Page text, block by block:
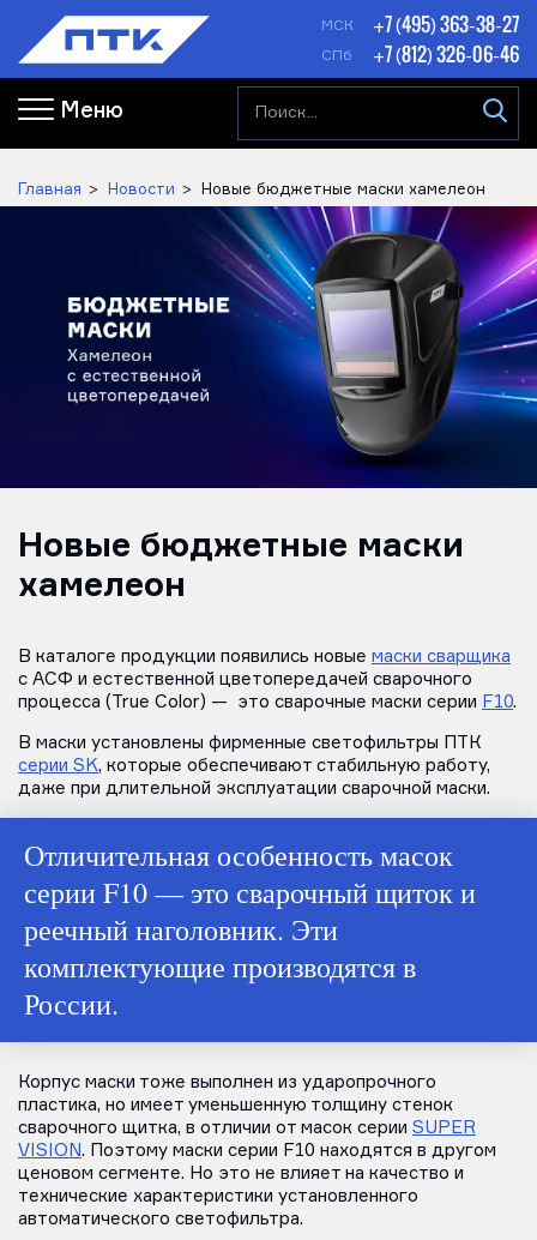
МСК +7 (495) 363-38-27
СПб +7 (812) 326-06-46
Меню
Главная Новости Новые бюджетные маски хамелеон
Новые бюджетные маски
хамелеон
В каталоге продукции появились новые маски сварщика
с АСФ и естественной цветопередачей сварочного
процесса (True Color) — это сварочные маски серии F10.
В маски установлены фирменные светофильтры ПТК
серии SK, которые обеспечивают стабильную работу,
даже при длительной эксплуатации сварочной маски.
Отличительная особенность масок
серии F10 — это сварочный щиток и
реечный наголовник. Эти
комплектующие производятся в
России.
Корпус маски тоже выполнен из ударопрочного
пластика, но имеет уменьшенную толщину стенок
сварочного щитка, в отличии от масок серии SUPER
VISION. Поэтому маски серии F10 находятся в другом
ценовом сегменте. Но это не влияет на качество и
технические характеристики установленного
автоматического светофильтра.